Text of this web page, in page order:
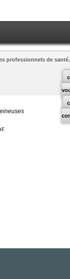
professionnels de santé.